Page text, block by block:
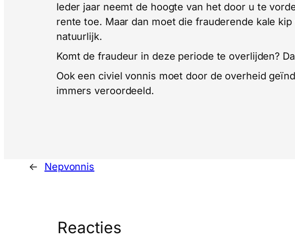
Ieder jaar neemt de hoogte van het door u te
rente toe. Maar dan moet die frauderende kale
natuurlijk.
Komt de fraudeur in deze periode te overlijden?
Ook een civiel vonnis moet door de overheid
immers veroordeeld.
← Nepvonnis
Reacties